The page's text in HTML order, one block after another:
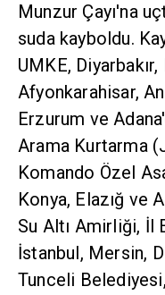
Munzur Çayı'na
suda kayboldu.
UMKE,
Afyonkarahisar,
Erzurum ve
Arama Kurtarma
Komando Özel
Konya, Elazığ ve
Su Altı Amirliği, İl
İstanbul, Mersin,
Tunceli